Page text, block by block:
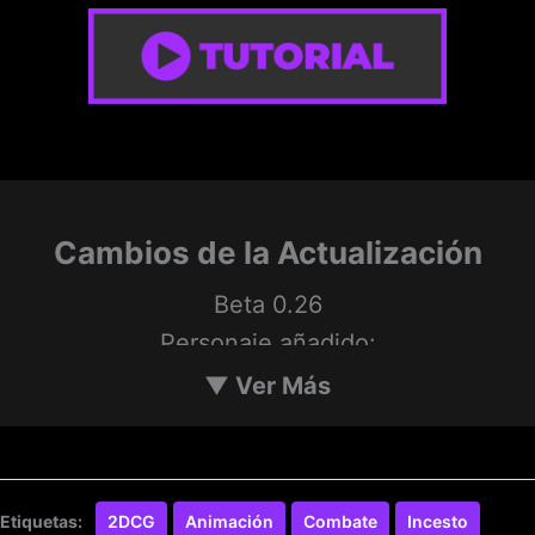
Cambios de la Actualización
Beta 0.26
Personaje añadido:
Fantasma sexy
Fantasma – Sexo
▼ Ver Más
Etiquetas: 2DCG Animación Combate Incesto